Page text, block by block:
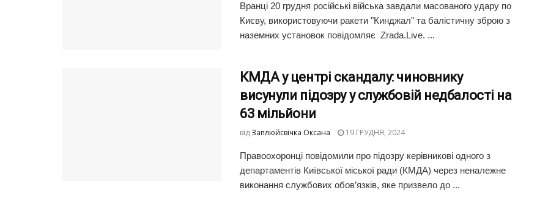
Вранці 20 грудня російські війська завдали масованого удару по
Києву, використовуючи ракети "Кинджал" та балістичну зброю з
наземних установок повідомляє Zrada.Live. ...
КМДА у центрі скандалу: чиновнику
висунули підозру у службовій недбалості на
63 мільйони
від Заплюйсвічка Оксана 19 ГРУДНЯ, 2024
Правоохоронці повідомили про підозру керівникові одного з
департаментів Київської міської ради (КМДА) через неналежне
виконання службових обов’язків, яке призвело до ...